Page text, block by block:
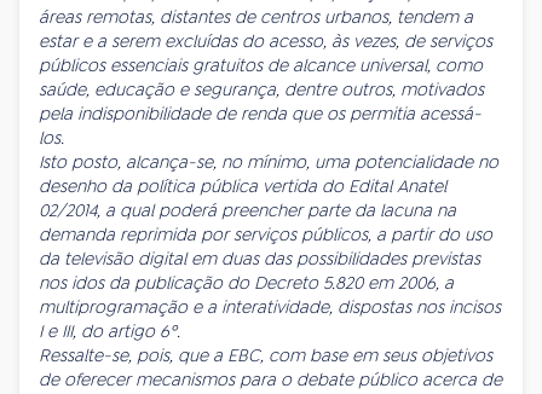
áreas remotas, distantes de centros urbanos, tendem a
estar e a serem excluídas do acesso, às vezes, de serviços
públicos essenciais gratuitos de alcance universal, como
saúde, educação e segurança, dentre outros, motivados
pela indisponibilidade de renda que os permitia acessá-
los.
Isto posto, alcança-se, no mínimo, uma potencialidade no
desenho da política pública vertida do Edital Anatel
02/2014, a qual poderá preencher parte da lacuna na
demanda reprimida por serviços públicos, a partir do uso
da televisão digital em duas das possibilidades previstas
nos idos da publicação do Decreto 5.820 em 2006, a
multiprogramação e a interatividade, dispostas nos incisos
I e III, do artigo 6º.
Ressalte-se, pois, que a EBC, com base em seus objetivos
de oferecer mecanismos para o debate público acerca de